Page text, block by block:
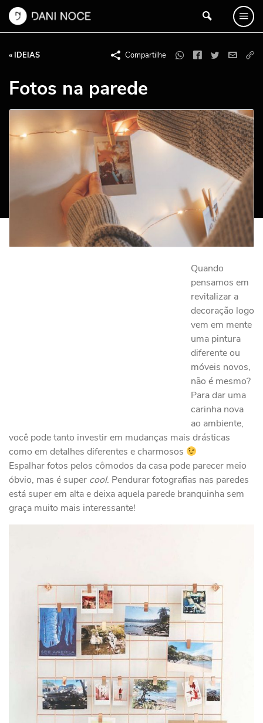
« IDEIAS Compartilhe
Fotos na parede
Quando
pensamos em
revitalizar a
decoração logo
vem em mente
uma pintura
diferente ou
móveis novos,
não é mesmo?
Para dar uma
carinha nova
ao ambiente,
você pode tanto investir em mudanças mais drásticas
como em detalhes diferentes e charmosos
Espalhar fotos pelos cômodos da casa pode parecer meio
óbvio, mas é super cool. Pendurar fotografias nas paredes
está super em alta e deixa aquela parede branquinha sem
graça muito mais interessante!